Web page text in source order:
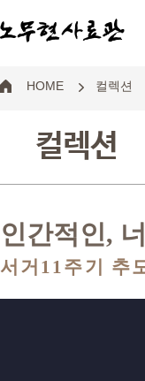
HOME 컬렉션
컬렉션
인간적인,
서거11주기 추